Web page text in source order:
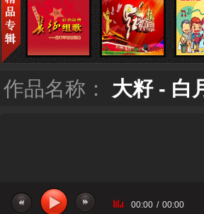
作品名称： 大籽 - 白
当前曲目
00:00 / 00:00